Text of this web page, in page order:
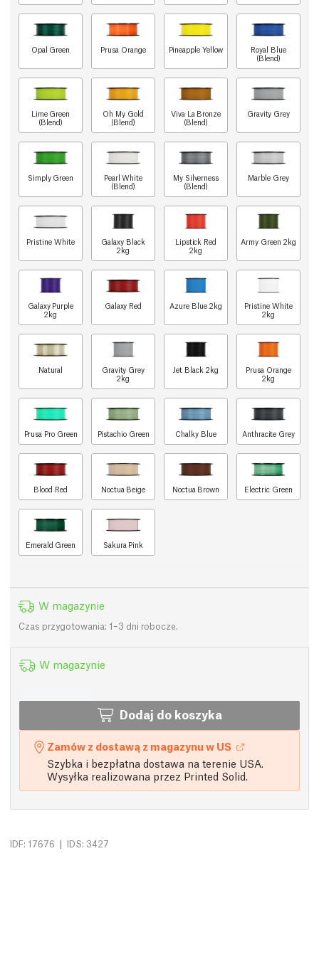
Opal Green Prusa Orange Pineapple Yellow
Royal Blue
(Blend)
Lime Green
(Blend)
Oh My Gold
(Blend)
Viva La Bronze
(Blend)
Gravity Grey
Simply Green
Pearl White
(Blend)
My Silverness
(Blend)
Marble Grey
Pristine White
Galaxy Black
2kg
Lipstick Red
2kg
Army Green 2kg
Galaxy Purple
2kg
Galaxy Red Azure Blue 2kg
Pristine White
2kg
Natural
Gravity Grey
2kg
Jet Black 2kg
Prusa Orange
2kg
Prusa Pro Green Pistachio Green Chalky Blue Anthracite Grey
Blood Red Noctua Beige Noctua Brown Electric Green
Emerald Green Sakura Pink
W magazynie
Czas przygotowania: 1–3 dni robocze.
W magazynie
Dodaj do koszyka
Zamów z dostawą z magazynu w US
Szybka i bezpłatna dostawa na terenie USA.
Wysyłka realizowana przez Printed Solid.
IDF: 17676 | IDS: 3427